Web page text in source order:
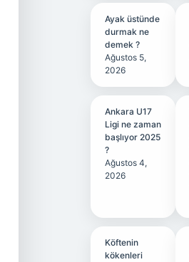
Ayak üstünde
durmak ne
demek ?
Ağustos 5,
2026
Ankara U17
Ligi ne zaman
başlıyor 2025
?
Ağustos 4,
2026
Köftenin
kökenleri